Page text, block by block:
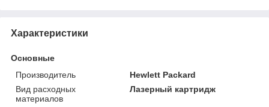
Характеристики
Основные
Производитель
Hewlett Packard
Вид расходных
материалов
Лазерный картридж